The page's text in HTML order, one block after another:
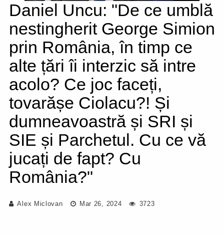
Daniel Uncu: "De ce umblă
nestingherit George Simion
prin România, în timp ce
alte țări îi interzic să intre
acolo? Ce joc faceți,
tovarășe Ciolacu?! Și
dumneavoastră și SRI și
SIE și Parchetul. Cu ce vă
jucați de fapt? Cu
România?"
Alex Miclovan Mar 26, 2024 3723